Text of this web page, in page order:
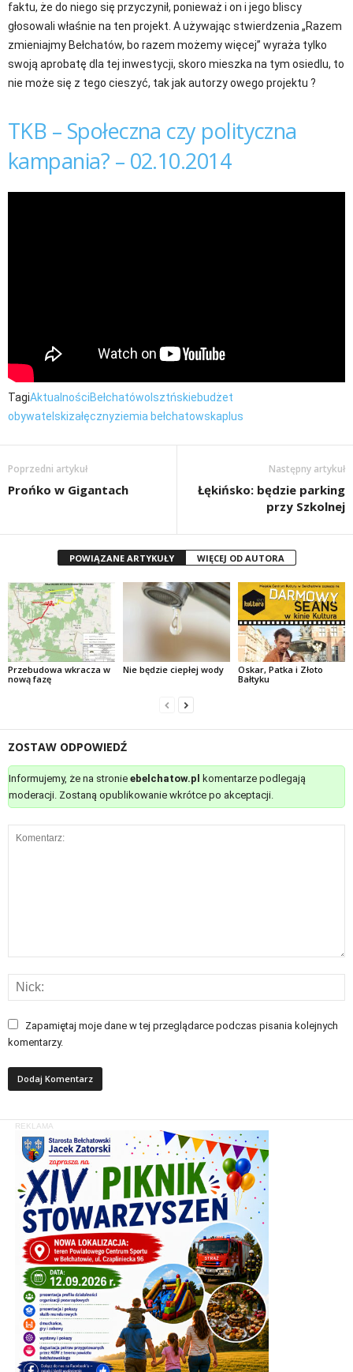
faktu, że do niego się przyczynił, ponieważ i on i jego bliscy
głosowali właśnie na ten projekt. A używając stwierdzenia „Razem
zmieniajmy Bełchatów, bo razem możemy więcej” wyraża tylko
swoją aprobatę dla tej inwestycji, skoro mieszka na tym osiedlu, to
nie może się z tego cieszyć, tak jak autorzy owego projektu ?
TKB – Społeczna czy polityczna
kampania? – 02.10.2014
TagiAktualnościBełchatówolsztńskiebudżet
obywatelskizałęcznyziemia bełchatowskaplus
Poprzedni artykuł
Prońko w Gigantach
Następny artykuł
Łękińsko: będzie parking
przy Szkolnej
POWIĄZANE ARTYKUŁY WIĘCEJ OD AUTORA
Przebudowa wkracza w
nową fazę
Nie będzie ciepłej wody
Oskar, Patka i Złoto
Bałtyku
ZOSTAW ODPOWIEDŹ
Informujemy, że na stronie ebelchatow.pl
komentarze podlegają
moderacji. Zostaną opublikowanie wkrótce po akceptacji.
Zapamiętaj moje dane w tej przeglądarce podczas pisania kolejnych
komentarzy.
REKLAMA